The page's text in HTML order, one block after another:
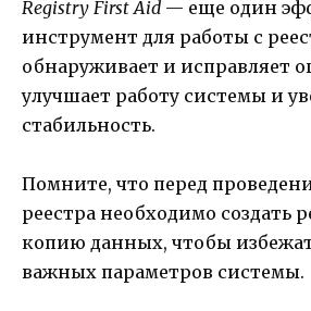
Registry First Aid — еще один
инструмент для работы с
обнаруживает и исправляет
улучшает работу системы и
стабильность.
Помните, что перед
реестра необходимо создать
копию данных, чтобы
важных параметров системы.